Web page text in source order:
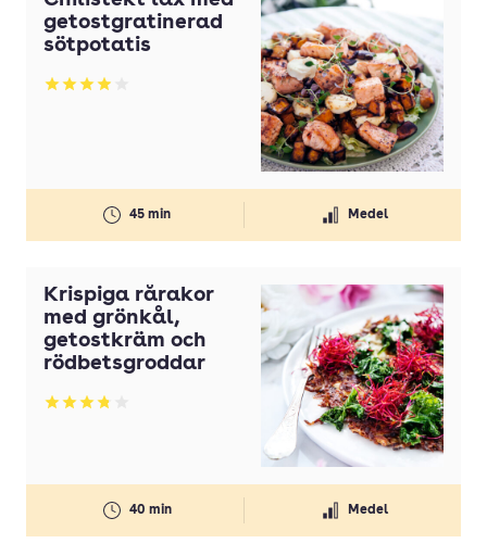
getostgratinerad
sötpotatis
Betyg: 3.95 av 5
45 min Medel
Krispiga rårakor
med grönkål,
getostkräm och
rödbetsgroddar
Betyg: 3.77 av 5
40 min Medel